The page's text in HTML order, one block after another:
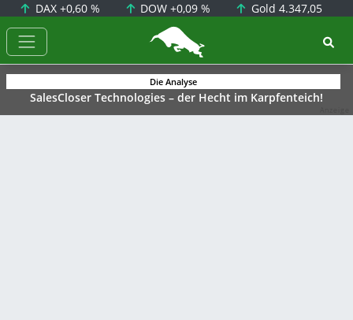
DAX +0,60 % DOW+0,09 % Gold 4.347,05
BörsenNEWS.de
Die Analyse
SalesCloser Technologies – der Hecht im Karpfenteich!